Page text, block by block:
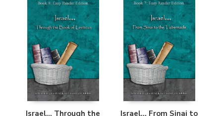
Israel... Through the
Israel... From Sinai to